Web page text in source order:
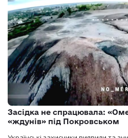
Засідка не спрацювала:
«ждунів» під Покровськом